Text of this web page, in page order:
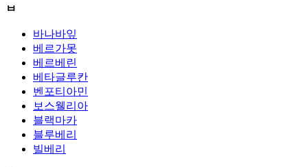
ㅂ
바나바잎
베르가못
베르베린
베타글루칸
벤포티아민
보스웰리아
블랙마카
블루베리
빌베리